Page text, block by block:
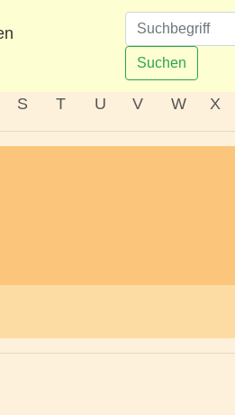
Suchen
S T U V W X